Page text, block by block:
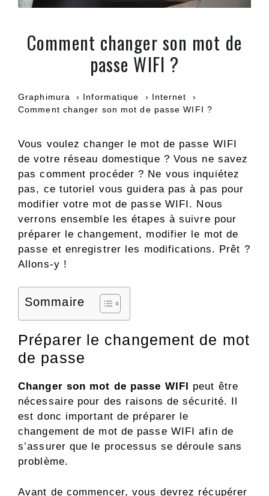
Comment changer son mot de
passe WIFI ?
Graphimura Informatique
Internet
Comment changer son mot de passe WIFI ?
Vous voulez changer le mot de passe WIFI
de votre réseau domestique ? Vous ne savez
pas comment procéder ? Ne vous inquiétez
pas, ce tutoriel vous guidera pas à pas pour
modifier votre mot de passe WIFI. Nous
verrons ensemble les étapes à suivre pour
préparer le changement, modifier le mot de
passe et enregistrer les modifications. Prêt ?
Allons-y !
Sommaire
Préparer le changement de mot
de passe
Changer son mot de passe WIFI peut être
nécessaire pour des raisons de sécurité. Il
est donc important de préparer le
changement de mot de passe WIFI afin de
s’assurer que le processus se déroule sans
problème.
Avant de commencer, vous devrez récupérer